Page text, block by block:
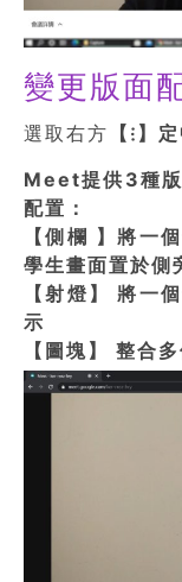
變更版面
選取右方 【⁝】
Meet提供3種版
配置：
【側欄 】將一
學生畫面置於側
【射燈】 將一
示
【圖塊】 整合